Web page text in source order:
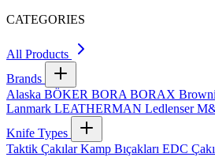
CATEGORIES
All Products
Brands
Alaska BÖKER BORA BORAX
Lanmark LEATHERMAN Ledlenser
Knife Types
Taktik ÇakılarKamp Bıçakları EDC